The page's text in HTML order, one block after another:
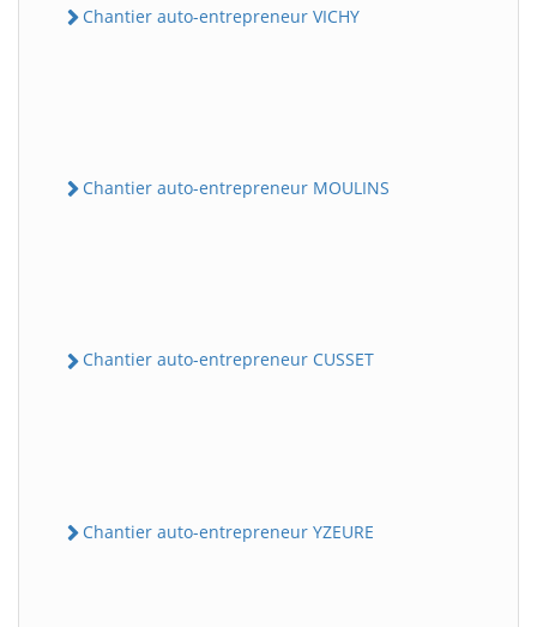
Chantier auto-entrepreneur VICHY
Chantier auto-entrepreneur MOULINS
Chantier auto-entrepreneur CUSSET
Chantier auto-entrepreneur YZEURE